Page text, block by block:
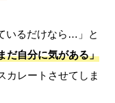
いるだけなら…」と
だ自分に気がある」
カレートさせてしま